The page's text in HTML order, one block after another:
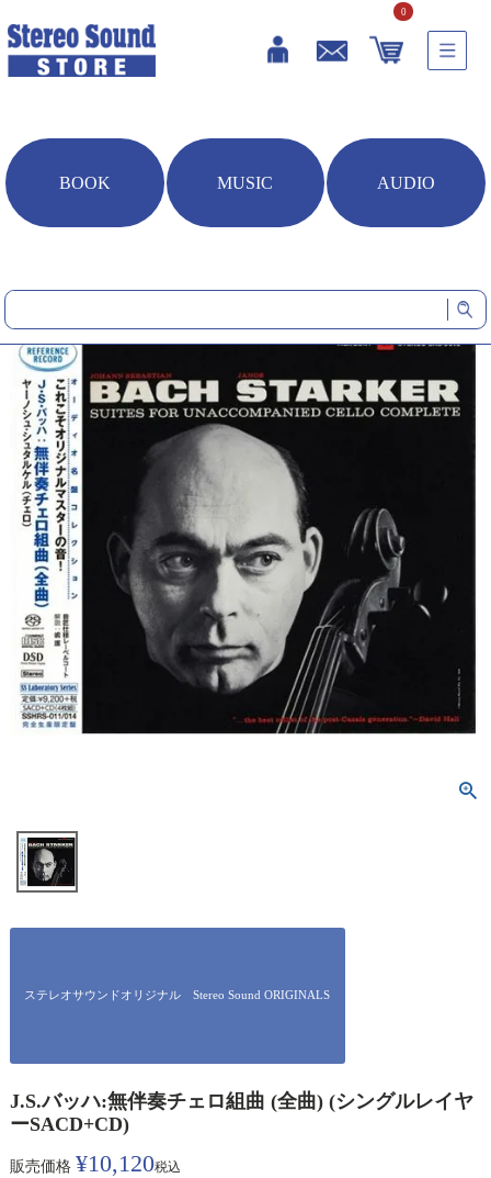
0
BOOK MUSIC AUDIO
HOME
音楽ソフト
ステレオサウンドオリジナル Stereo Sound ORIGINALS
J.S.バッハ:無伴奏チェロ組曲 (全曲) (シングルレイヤ
ーSACD+CD)
販売価格 ¥10,120税込